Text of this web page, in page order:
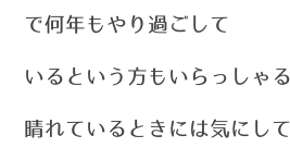
で何年もやり過ごして
いる という方もいらっしゃ
晴れているときには気にし